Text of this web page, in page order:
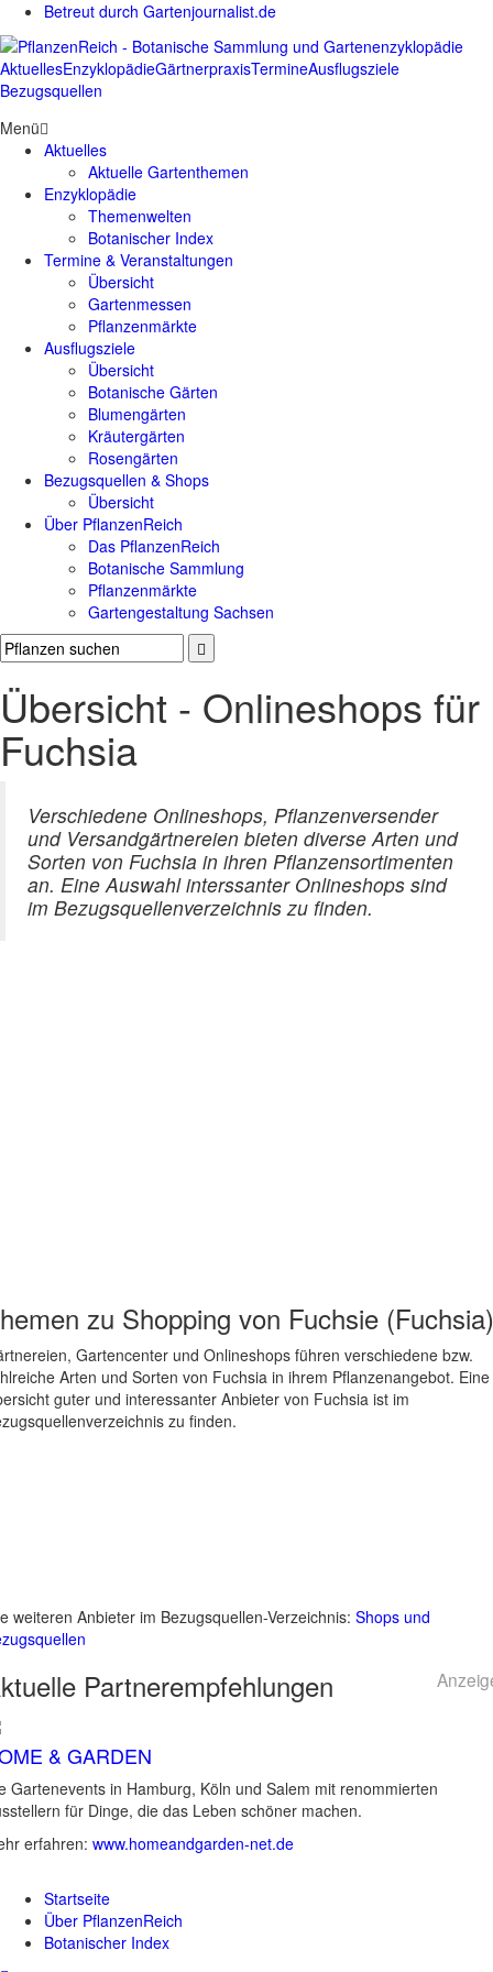
Betreut durch Gartenjournalist.de
AktuellesEnzyklopädieGärtnerpraxisTermineAusflugsziele
Bezugsquellen
Menü
Aktuelles
Aktuelle Gartenthemen
Enzyklopädie
Themenwelten
Botanischer Index
Termine & Veranstaltungen
Übersicht
Gartenmessen
Pflanzenmärkte
Ausflugsziele
Übersicht
Botanische Gärten
Blumengärten
Kräutergärten
Rosengärten
Bezugsquellen & Shops
Übersicht
Über PflanzenReich
Das PflanzenReich
Botanische Sammlung
Pflanzenmärkte
Gartengestaltung Sachsen
Übersicht - Onlineshops für
Fuchsia
Verschiedene Onlineshops, Pflanzenversender
und Versandgärtnereien bieten diverse Arten und
Sorten von Fuchsia in ihren Pflanzensortimenten
an. Eine Auswahl interssanter Onlineshops sind
im Bezugsquellenverzeichnis zu finden.
zu Shopping von Fuchsie (Fuchsia)
Gartencenter und Onlineshops führen verschiedene bzw.
Arten und Sorten von Fuchsia in ihrem Pflanzenangebot. Eine
guter und interessanter Anbieter von Fuchsia ist im
zu finden.
weiteren Anbieter im Bezugsquellen-Verzeichnis: Shops und
Partnerempfehlungen
& GARDEN
Gartenevents in Hamburg, Köln und Salem mit renommierten
für Dinge, die das Leben schöner machen.
erfahren: www.homeandgarden-net.de
Startseite
Über PflanzenReich
Botanischer Index